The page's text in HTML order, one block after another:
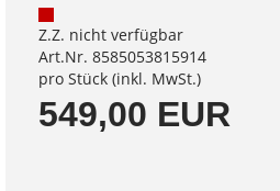
Z.Z. nicht verfügbar
Art.Nr. 8585053815914
pro Stück (inkl. MwSt.)
549,00 EUR